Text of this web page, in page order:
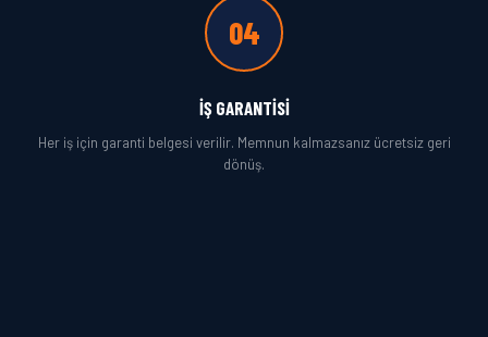
04
İŞ GARANTISI
Her iş için garanti belgesi verilir. Memnun kalmazsanız ücretsiz geri
dönüş.